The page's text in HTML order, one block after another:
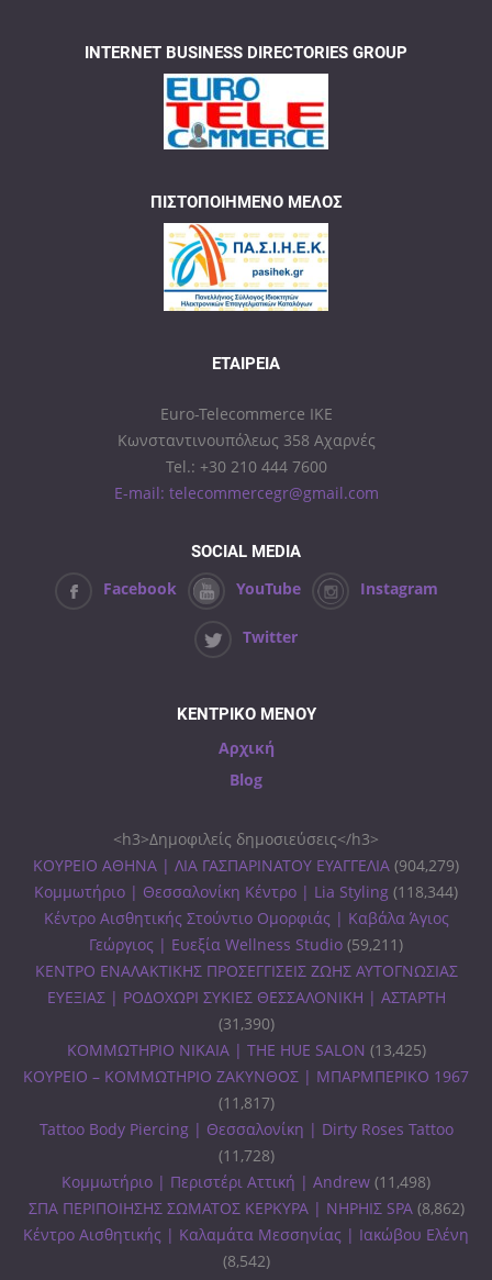
INTERNET BUSINESS DIRECTORIES GROUP
ΠΙΣΤΟΠΟΙΗΜΈΝΟ ΜΈΛΟΣ
ΕΤΑΙΡΕΊΑ
Euro-Telecommerce IKE
Κωνσταντινουπόλεως 358 Αχαρνές
Tel.: +30 210 444 7600
E-mail: telecommercegr@gmail.com
SOCIAL MEDIA
Facebook YouTube Instagram
Twitter
ΚΕΝΤΡΙΚΟ ΜΕΝΟΥ
Αρχική
Blog
<h3>Δημοφιλείς δημοσιεύσεις</h3>
ΚΟΥΡΕΙΟ ΑΘΗΝΑ | ΛΙΑ ΓΑΣΠΑΡΙΝΑΤΟΥ ΕΥΑΓΓΕΛΙΑ (904,279)
Κομμωτήριο | Θεσσαλονίκη Κέντρο | Lia Styling (118,344)
Κέντρο Αισθητικής Στούντιο Ομορφιάς | Καβάλα Άγιος
Γεώργιος | Ευεξία Wellness Studio (59,211)
ΚΕΝΤΡΟ ΕΝΑΛΑΚΤΙΚΗΣ ΠΡΟΣΕΓΓΙΣΕΙΣ ΖΩΗΣ ΑΥΤΟΓΝΩΣΙΑΣ
ΕΥΕΞΙΑΣ | ΡΟΔΟΧΩΡΙ ΣΥΚΙΕΣ ΘΕΣΣΑΛΟΝΙΚΗ | ΑΣΤΑΡΤΗ
(31,390)
ΚΟΜΜΩΤΗΡΙΟ ΝΙΚΑΙΑ | THE HUE SALON (13,425)
ΚΟΥΡΕΙΟ – ΚΟΜΜΩΤΗΡΙΟ ΖΑΚΥΝΘΟΣ | ΜΠΑΡΜΠΕΡΙΚΟ 1967
(11,817)
Tattoo Body Piercing | Θεσσαλονίκη | Dirty Roses Tattoo
(11,728)
Κομμωτήριο | Περιστέρι Αττική | Andrew (11,498)
ΣΠΑ ΠΕΡΙΠΟΙΗΣΗΣ ΣΩΜΑΤΟΣ ΚΕΡΚΥΡΑ | ΝΗΡΗΙΣ SPA (8,862)
Κέντρο Αισθητικής | Καλαμάτα Μεσσηνίας | Ιακώβου Ελένη
(8,542)